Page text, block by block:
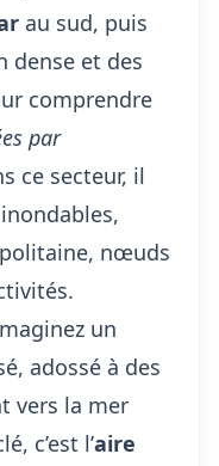
au sud, puis
dense et des
comprendre
par
ce secteur, il
nœuds
un
adossé à des
vers la mer
c’est l’aire